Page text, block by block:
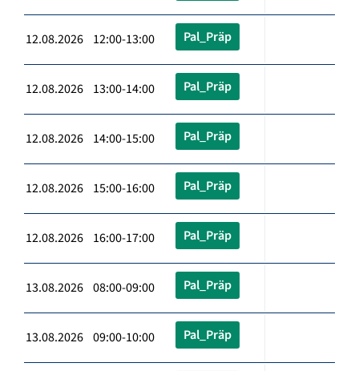
12.08.2026 12:00-13:00 Pal_Präp
12.08.2026 13:00-14:00 Pal_Präp
12.08.2026 14:00-15:00 Pal_Präp
12.08.2026 15:00-16:00 Pal_Präp
12.08.2026 16:00-17:00 Pal_Präp
13.08.2026 08:00-09:00 Pal_Präp
13.08.2026 09:00-10:00 Pal_Präp